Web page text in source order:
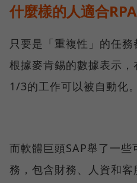
什麼樣的人適合
只要是「重複性」的任務
根據麥肯錫的數據表示
1/3的工作可以被自動化。
而軟體巨頭SAP舉了一些
務，包含財務、人資和